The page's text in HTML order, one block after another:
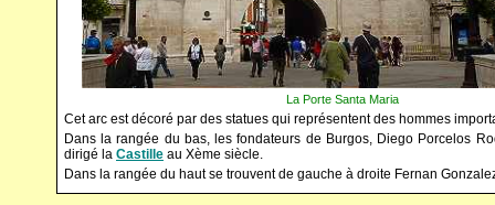
La Porte Santa Maria
Cet arc est décoré par des statues qui représentent des hommes
Dans la rangée du bas, les fondateurs de Burgos, Diego Porcelos
dirigé la Castille au Xème siècle.
Dans la rangée du haut se trouvent de gauche à droite Fernan